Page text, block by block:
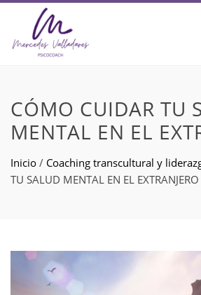
CÓMO CUIDAR TU
MENTAL EN EL
Inicio / Coaching transcultural y
TU SALUD MENTAL EN EL EXTRANJERO